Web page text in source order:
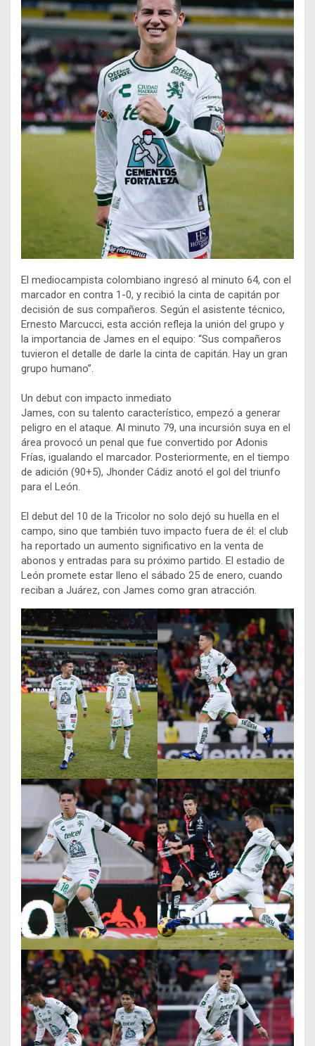
El mediocampista colombiano ingresó al minuto 64, con el
marcador en contra 1-0, y recibió la cinta de capitán por
decisión de sus compañeros. Según el asistente técnico,
Ernesto Marcucci, esta acción refleja la unión del grupo y
la importancia de James en el equipo: “Sus compañeros
tuvieron el detalle de darle la cinta de capitán. Hay un gran
grupo humano”.
Un debut con impacto inmediato
James, con su talento característico, empezó a generar
peligro en el ataque. Al minuto 79, una incursión suya en el
área provocó un penal que fue convertido por Adonis
Frías, igualando el marcador. Posteriormente, en el tiempo
de adición (90+5), Jhonder Cádiz anotó el gol del triunfo
para el León.
El debut del 10 de la Tricolor no solo dejó su huella en el
campo, sino que también tuvo impacto fuera de él: el club
ha reportado un aumento significativo en la venta de
abonos y entradas para su próximo partido. El estadio de
León promete estar lleno el sábado 25 de enero, cuando
reciban a Juárez, con James como gran atracción.